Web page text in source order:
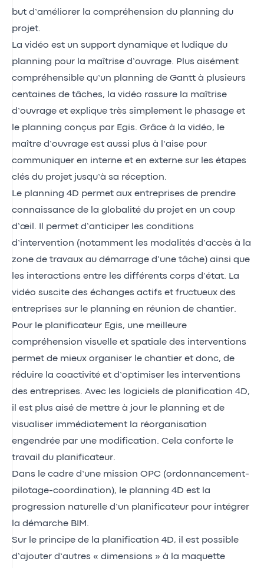
but d’améliorer la compréhension du planning du
projet.
La vidéo est un support dynamique et ludique du
planning pour la maîtrise d’ouvrage. Plus aisément
compréhensible qu’un planning de Gantt à plusieurs
centaines de tâches, la vidéo rassure la maîtrise
d’ouvrage et explique très simplement le phasage et
le planning conçus par Egis. Grâce à la vidéo, le
maître d’ouvrage est aussi plus à l’aise pour
communiquer en interne et en externe sur les étapes
clés du projet jusqu’à sa réception.
Le planning 4D permet aux entreprises de prendre
connaissance de la globalité du projet en un coup
d’œil. Il permet d’anticiper les conditions
d’intervention (notamment les modalités d’accès à la
zone de travaux au démarrage d’une tâche) ainsi que
les interactions entre les différents corps d’état. La
vidéo suscite des échanges actifs et fructueux des
entreprises sur le planning en réunion de chantier.
Pour le planificateur Egis, une meilleure
compréhension visuelle et spatiale des interventions
permet de mieux organiser le chantier et donc, de
réduire la coactivité et d’optimiser les interventions
des entreprises. Avec les logiciels de planification 4D,
il est plus aisé de mettre à jour le planning et de
visualiser immédiatement la réorganisation
engendrée par une modification. Cela conforte le
travail du planificateur.
Dans le cadre d’une mission OPC (ordonnancement-
pilotage-coordination), le planning 4D est la
progression naturelle d’un planificateur pour intégrer
la démarche BIM.
Sur le principe de la planification 4D, il est possible
d’ajouter d’autres « dimensions » à la maquette